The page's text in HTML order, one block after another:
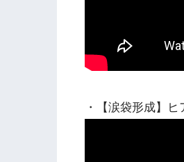
・【涙袋形成】